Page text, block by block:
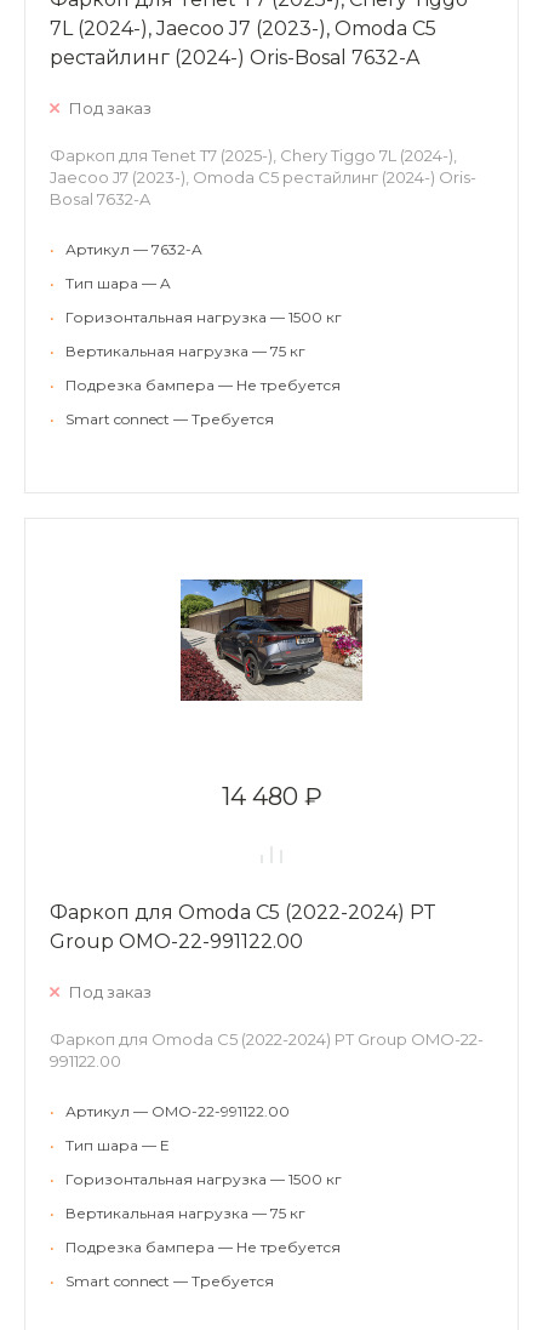
7L (2024-), Jaecoo J7 (2023-), Omoda C5
рестайлинг (2024-) Oris-Bosal 7632-A
Под заказ
Фаркоп для Tenet T7 (2025-), Chery Tiggo 7L (2024-),
Jaecoo J7 (2023-), Omoda C5 рестайлинг (2024-) Oris-
Bosal 7632-A
•
Артикул — 7632-A
•
Тип шара — A
•
Горизонтальная нагрузка — 1500 кг
•
Вертикальная нагрузка — 75 кг
•
Подрезка бампера — Не требуется
•
Smart connect — Требуется
14 480 ₽
Фаркоп для Omoda C5 (2022-2024) PT
Group OMO-22-991122.00
Под заказ
Фаркоп для Omoda C5 (2022-2024) PT Group OMO-22-
991122.00
•
Артикул — OMO-22-991122.00
•
Тип шара — E
•
Горизонтальная нагрузка — 1500 кг
•
Вертикальная нагрузка — 75 кг
•
Подрезка бампера — Не требуется
•
Smart connect — Требуется